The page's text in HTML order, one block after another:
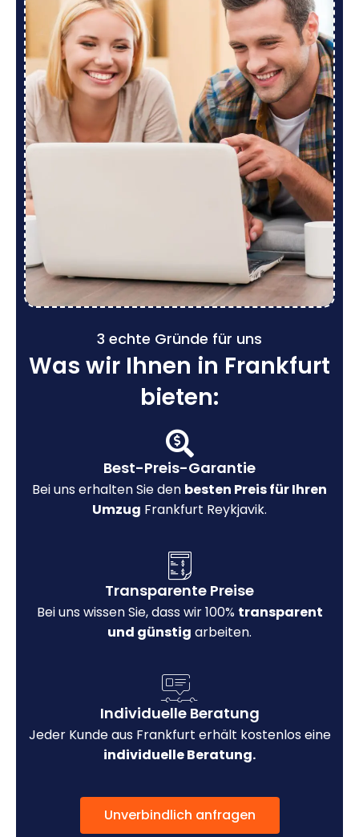
3 echte Gründe für uns
Was wir Ihnen in Frankfurt
bieten:
Best-Preis-Garantie
Bei uns erhalten Sie den besten Preis für Ihren
Umzug Frankfurt Reykjavik.
Transparente Preise
Bei uns wissen Sie, dass wir 100% transparent
und günstig arbeiten.
Individuelle Beratung
Jeder Kunde aus Frankfurt erhält kostenlos eine
individuelle Beratung.
Unverbindlich anfragen